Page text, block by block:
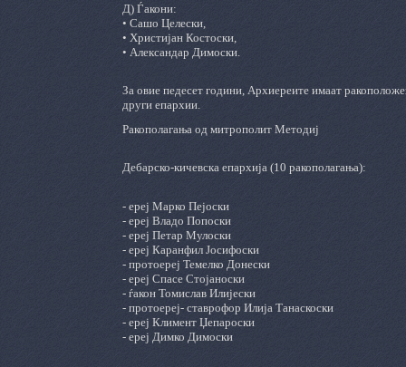
Д) Ѓакони:
• Сашо Целески,
• Христијан Костоски,
• Александар Димоски.
За овие педесет години, Архиереите имаат
други епархии.
Ракополагања од митрополит Методиј
Дебарско-кичевска епархија (10 ракополагања):
- ереј Марко Пејоски
- ереј Владо Попоски
- ереј Петар Мулоски
- ереј Каранфил Јосифоски
- протоереј Темелко Донески
- ереј Спасе Стојаноски
- ѓакон Томислав Илијески
- протоереј- ставрофор Илија Танаскоски
- ереј Климент Џепароски
- ереј Димко Димоски